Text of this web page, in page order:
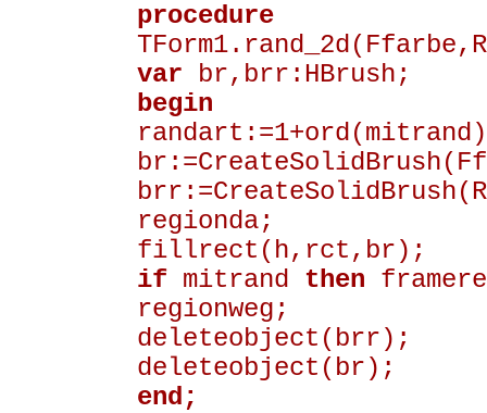
procedure
var br,brr:HBrush;
begin
regionda;
fillrect(h,rct,br);
if mitrand then
regionweg;
deleteobject(brr);
deleteobject(br);
end;